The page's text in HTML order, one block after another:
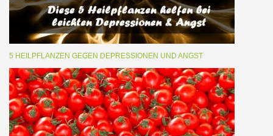
5 HEILPFLANZEN GEGEN DEPRESSIONEN UND ANGST